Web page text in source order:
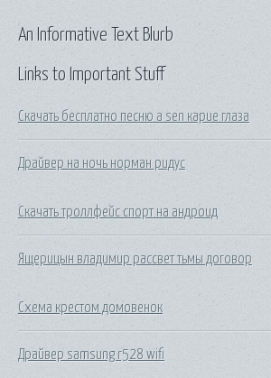
Links to Important Stuff
Скачать бесплатно песню а sen карие глаза
Драйвер на ночь норман ридус
Скачать троллфейс спорт на андроид
Ящерицын владимир рассвет тьмы договор
Схема крестом домовенок
Драйвер samsung r528 wifi
An Informative Text Blurb